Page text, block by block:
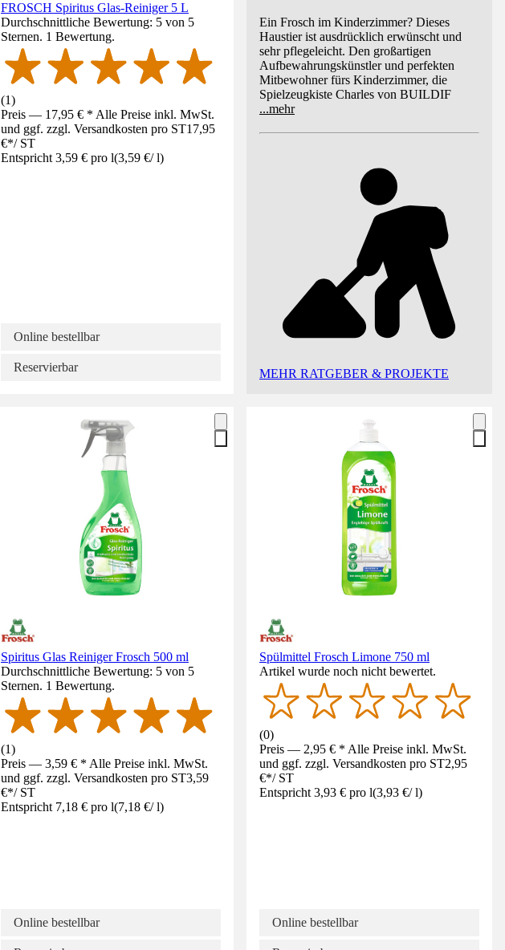
FROSCH Spiritus Glas-Reiniger 5 L
Durchschnittliche Bewertung: 5 von 5
Sternen. 1 Bewertung.
(1)
Preis — 17,95 € * Alle Preise inkl. MwSt.
und ggf. zzgl. Versandkosten pro ST17,95
€*/ ST
Entspricht 3,59 € pro l(3,59 €/ l)
Online bestellbar
Reservierbar
Ein Frosch im Kinderzimmer? Dieses
Haustier ist ausdrücklich erwünscht und
sehr pflegeleicht. Den großartigen
Aufbewahrungskünstler und perfekten
Mitbewohner fürs Kinderzimmer, die
Spielzeugkiste Charles von BUILDIF
...mehr
MEHR RATGEBER & PROJEKTE
Spiritus Glas Reiniger Frosch 500 ml
Durchschnittliche Bewertung: 5 von 5
Sternen. 1 Bewertung.
(1)
Preis — 3,59 € * Alle Preise inkl. MwSt.
und ggf. zzgl. Versandkosten pro ST3,59
€*/ ST
Entspricht 7,18 € pro l(7,18 €/ l)
Online bestellbar
Spülmittel Frosch Limone 750 ml
Artikel wurde noch nicht bewertet.
(0)
Preis — 2,95 € * Alle Preise inkl. MwSt.
und ggf. zzgl. Versandkosten pro ST2,95
€*/ ST
Entspricht 3,93 € pro l(3,93 €/ l)
Online bestellbar